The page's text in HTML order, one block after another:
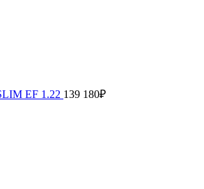
EF 1.22 139 180₽